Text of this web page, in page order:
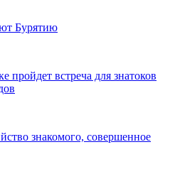
Бурятию
пройдет встреча для знатоков
знакомого, совершенное